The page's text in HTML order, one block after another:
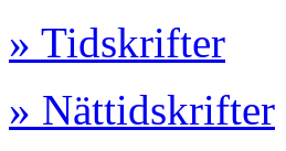
» Tidskrifter
» Nättidskrifter